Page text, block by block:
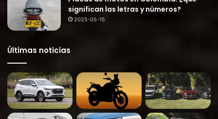
significan las letras y números?
2025-05-15
Últimas noticias